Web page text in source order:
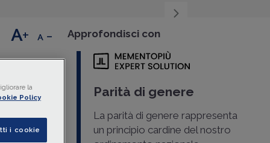
+ - Approfondisci con
Parità di genere
La parità di genere rappresenta
un principio cardine del nostro
la
Policy
i cookie